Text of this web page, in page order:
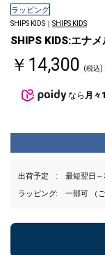
ラッピング
SHIPS KIDS｜ SHIPS KIDS
SHIPS KIDS:エナ
￥14,300 (税込)
なら 月々
出荷予定
最短翌日
ラッピング
一部可 （